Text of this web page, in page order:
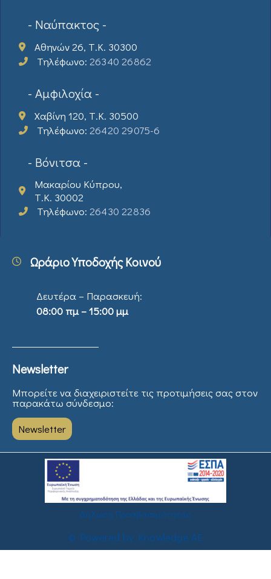
- Ναύπακτος -
Αθηνών 26, Τ.Κ. 30300
Τηλέφωνο: 26340 26862
- Αμφιλοχία -
Χαβίνη 120, Τ.Κ. 30500
Τηλέφωνο: 26420 29075-6
- Βόνιτσα -
Μακαρίου Κύπρου,
Τ.Κ. 30002
Τηλέφωνο: 26430 22836
Ωράριο Υποδοχής Κοινού
Δευτέρα – Παρασκευή:
08:00 πμ – 15:00 μμ
Newsletter
Μπορείτε να διαχειριστείτε τις προτιμήσεις σας στον
παρακάτω σύνδεσμο:
Newsletter
Δήλωση Προσβασιμότητας
© Powered by Knowledge AE